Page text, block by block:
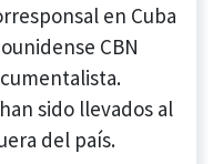
en Cuba
CBN
sido llevados al
del país.